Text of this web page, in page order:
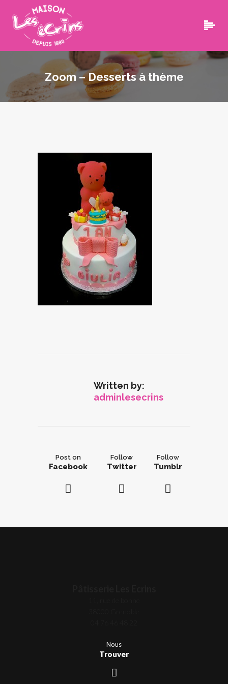
Zoom – Desserts à thème
Written by:
adminlesecrins
Post on
Facebook
Follow
Twitter
Follow
Tumblr
Nous
Trouver